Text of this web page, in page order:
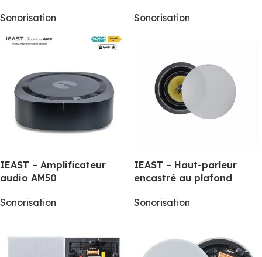
Sonorisation Sonorisation
IEAST – Amplificateur
audio AM50
Sonorisation
IEAST – Haut-parleur
encastré au plafond
Sonorisation